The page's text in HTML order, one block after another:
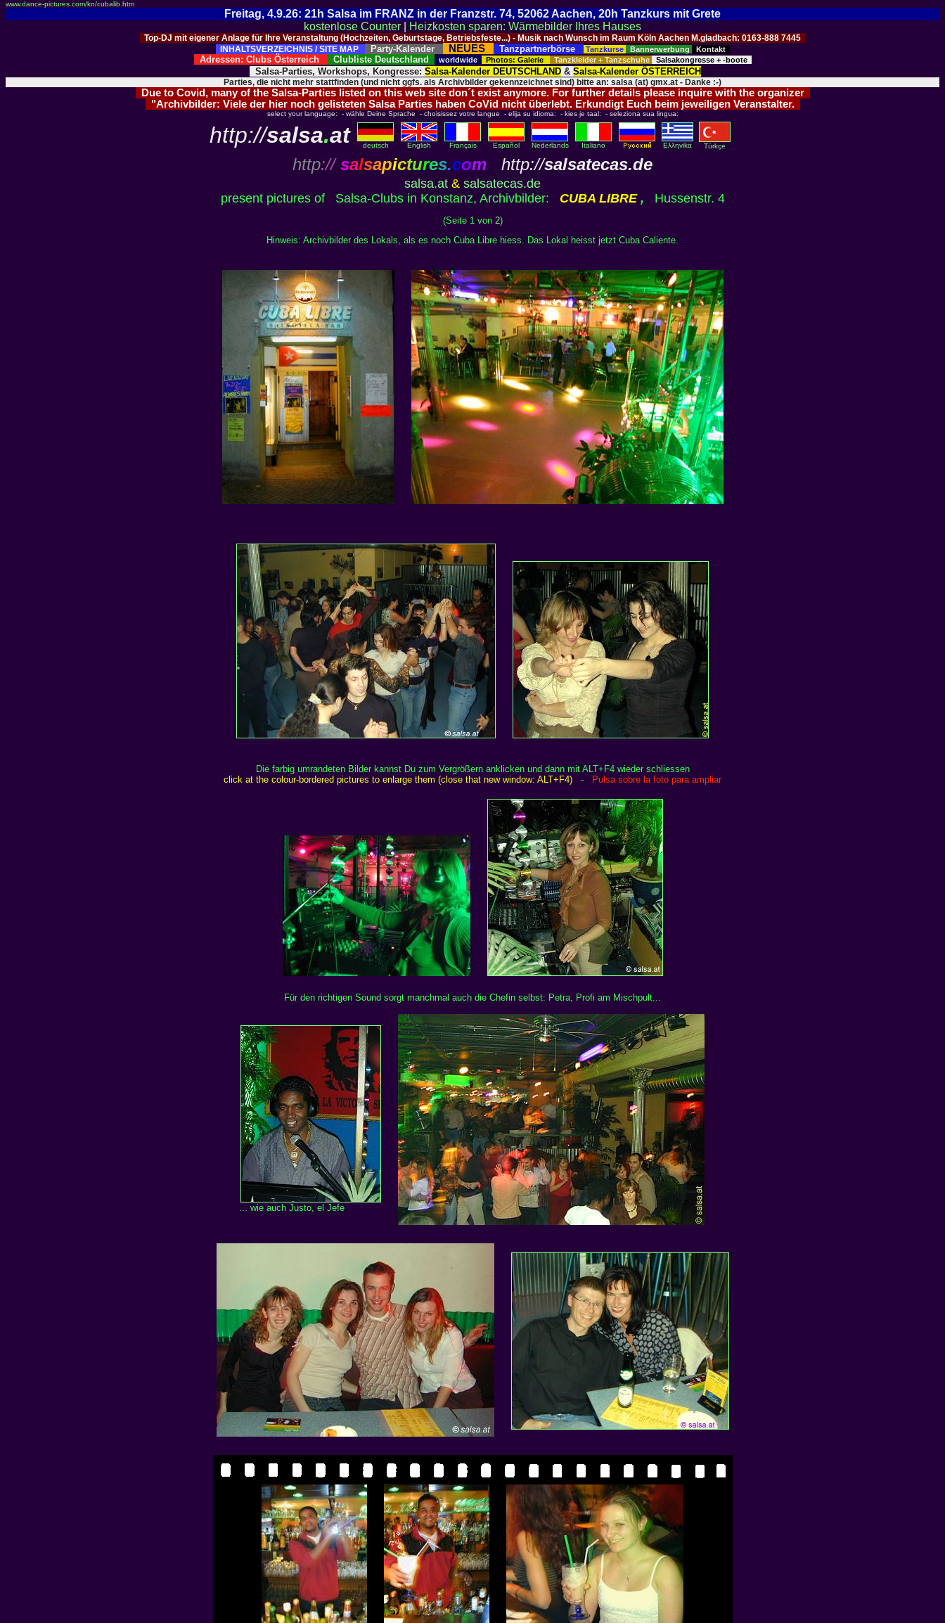
www.dance-pictures.com/kn/cubalib.htm
Freitag, 4.9.26: 21h Salsa im FRANZ in der Franzstr. 74, 52062 Aachen, 20h Tanzkurs mit Grete
kostenlose Counter
Heizkosten sparen: Wärmebilder Ihres Hauses
Top-DJ mit eigener Anlage für Ihre Veranstaltung (Hochzeiten, Geburtstage, Betriebsfeste...) - Musik nach Wunsch im Raum Köln Aachen M.gladbach: 0163-888 7445
INHALTSVERZEICHNIS / SITE MAP
Party-Kalender NEUES Tanzpartnerbörse Tanzkurse Bannerwerbung Kontakt
Adressen: Clubs Österreich Clubliste Deutschland worldwide Photos: Galerie Tanzkleider + Tanzschuhe Salsakongresse + -boote
Salsa-Parties, Workshops, Kongresse: Salsa-Kalender DEUTSCHLAND & Salsa-Kalender ÖSTERREICH
Parties, die nicht mehr stattfinden (und nicht ggfs. als Archivbilder gekennzeichnet sind) bitte an: salsa (at) gmx.at - Danke :-)
Due to Covid, many of the Salsa-Parties listed on this web site don´t exist anymore. For further details please inquire with the organizer
"Archivbilder: Viele der hier noch gelisteten Salsa Parties haben CoVid nicht überlebt. Erkundigt Euch beim jeweiligen Veranstalter.
select your language: - wähle Deine Sprache - choisissez votre langue - elija su idioma: - kies je taal: - seleziona sua lingua:
http://salsa.at deutsch English Français Español Nederlands Italiano Eλληvikα Türkçe
http:// salsapictures.com http://salsatecas.de
salsa.at & salsatecas.de
present pictures of Salsa-Clubs in Konstanz, Archivbilder:
CUBA LIBRE, Hussenstr. 4
(Seite 1 von 2)
Hinweis: Archivbilder des Lokals, als es noch Cuba Libre hiess. Das Lokal heisst jetzt Cuba Caliente.
Die farbig umrandeten Bilder kannst Du zum Vergrößern anklicken und dann mit ALT+F4 wieder schliessen
click at the colour-bordered pictures to enlarge them (close that new window: ALT+F4)
- Pulsa sobre la foto para ampliar
Für den richtigen Sound sorgt manchmal auch die Chefin selbst: Petra, Profi am Mischpult...
... wie auch Justo, el Jefe